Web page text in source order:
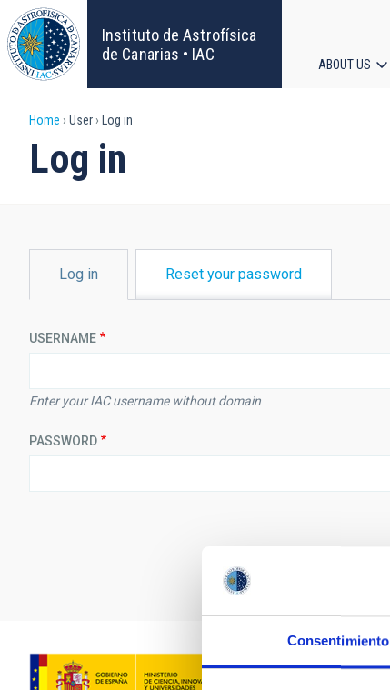
Consentimiento
Skip
to
main
content
Instituto de Astrofísica
de Canarias • IAC
ABOUT US
Breadcrumb
Home User Log in
Log in
TABSLog in Reset your password
USERNAME
Enter your IAC username without domain
PASSWORD